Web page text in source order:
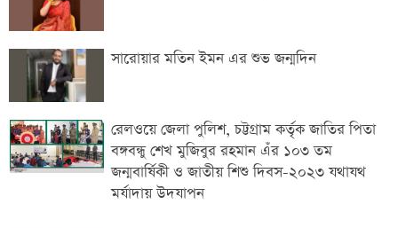
সারোয়ার মতিন ইমন এর শুভ জন্মদিন
রেলওয়ে জেলা পুলিশ, চট্টগ্রাম কর্তৃক জাতির পিতা
বঙ্গবন্ধু শেখ মুজিবুর রহমান এঁর ১০৩ তম
জন্মবার্ষিকী ও জাতীয় শিশু দিবস-২০২৩ যথাযথ
মর্যাদায় উদযাপন